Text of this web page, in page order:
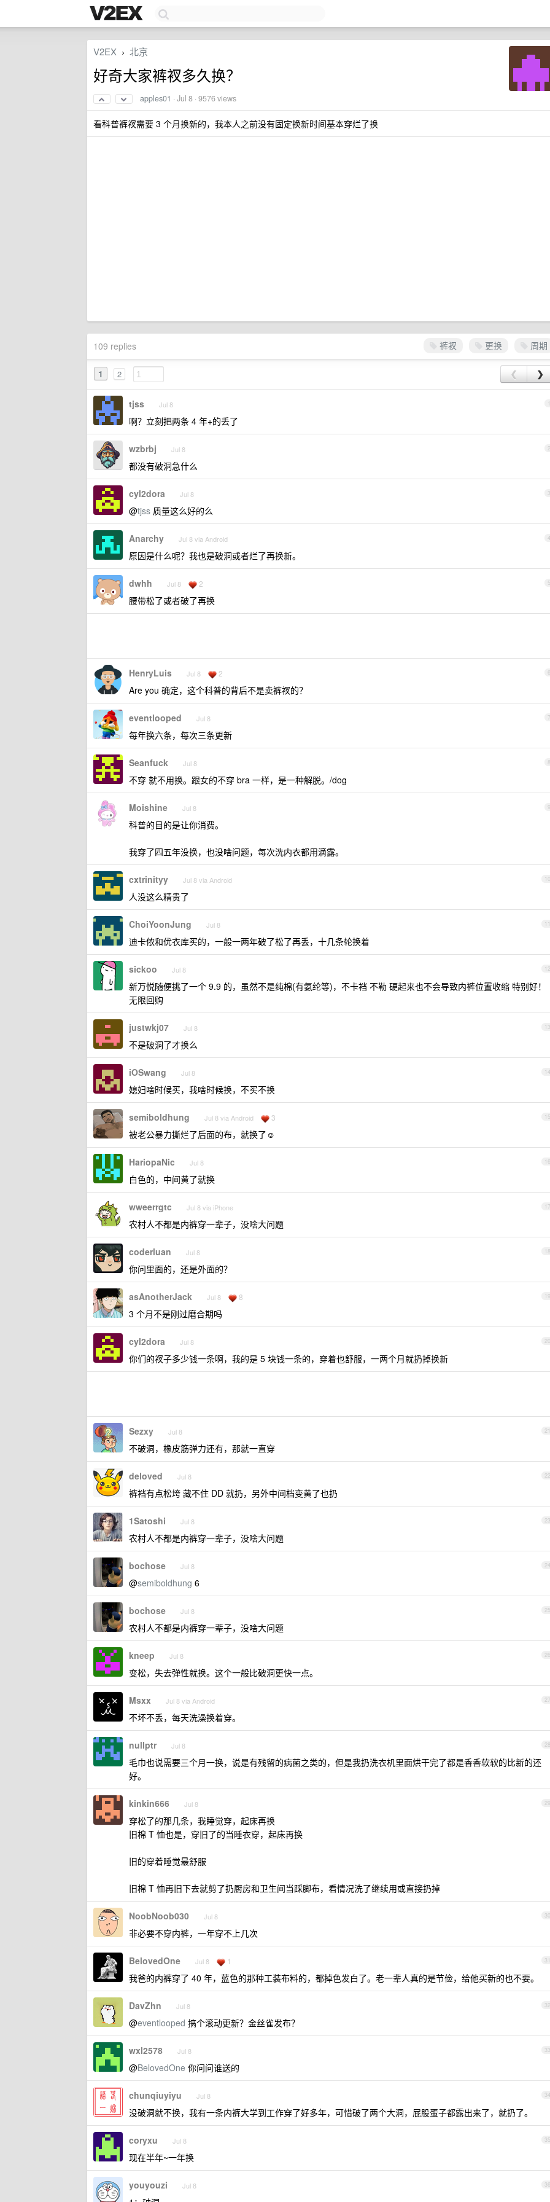
V2EX › 北京
好奇大家裤衩多久换？
apples01 ·Jul 8 · 9576 views
看科普裤衩需要 3 个月换新的，我本人之前没有固定换新时间基本穿烂了换
裤衩 更换 周期
109 replies
1 2 ❮ ❯
1
tjss Jul 8
啊？立刻把两条 4 年+的丢了
2
wzbrbj Jul 8
都没有破洞急什么
3
cyl2dora Jul 8
@tjss 质量这么好的么
4
Anarchy Jul 8 via Android
原因是什么呢？我也是破洞或者烂了再换新。
5
dwhh Jul 8 2
腰带松了或者破了再换
6
HenryLuis Jul 8 2
Are you 确定，这个科普的背后不是卖裤衩的？
7
eventlooped Jul 8
每年换六条，每次三条更新
8
Seanfuck Jul 8
不穿 就不用换。跟女的不穿 bra 一样，是一种解脱。/dog
9
Moishine Jul 8
科普的目的是让你消费。
我穿了四五年没换，也没啥问题，每次洗内衣都用滴露。
10
cxtrinityy Jul 8 via Android
人没这么精贵了
11
ChoiYoonJung Jul 8
迪卡侬和优衣库买的，一般一两年破了松了再丢，十几条轮换着
12
sickoo Jul 8
新万悦随便挑了一个 9.9 的，虽然不是纯棉(有氨纶等)，不卡裆 不勒 硬起来也不会导致内裤位置收缩 特别好！
无限回购
13
justwkj07 Jul 8
不是破洞了才换么
14
iOSwang Jul 8
媳妇啥时候买，我啥时候换，不买不换
15
semiboldhung Jul 8 via Android 3
被老公暴力撕烂了后面的布，就换了☺️
16
HariopaNic Jul 8
白色的，中间黄了就换
17
wweerrgtc Jul 8 via iPhone
农村人不都是内裤穿一辈子，没啥大问题
18
coderluan Jul 8
你问里面的，还是外面的？
19
asAnotherJack Jul 8 8
3 个月不是刚过磨合期吗
20
cyl2dora Jul 8
你们的衩子多少钱一条啊，我的是 5 块钱一条的，穿着也舒服，一两个月就扔掉换新
21
Sezxy Jul 8
不破洞，橡皮筋弹力还有，那就一直穿
22
deloved Jul 8
裤裆有点松垮 藏不住 DD 就扔，另外中间档变黄了也扔
23
1Satoshi Jul 8
农村人不都是内裤穿一辈子，没啥大问题
24
bochose Jul 8
@semiboldhung 6
25
bochose Jul 8
农村人不都是内裤穿一辈子，没啥大问题
26
kneep Jul 8
变松，失去弹性就换。这个一般比破洞更快一点。
27
Msxx Jul 8 via Android
不坏不丢，每天洗澡换着穿。
28
nulIptr Jul 8
毛巾也说需要三个月一换，说是有残留的病菌之类的，但是我扔洗衣机里面烘干完了都是香香软软的比新的还
好。
29
kinkin666 Jul 8
穿松了的那几条，我睡觉穿，起床再换
旧棉 T 恤也是，穿旧了的当睡衣穿，起床再换
旧的穿着睡觉最舒服
旧棉 T 恤再旧下去就剪了扔厨房和卫生间当踩脚布，看情况洗了继续用或直接扔掉
30
NoobNoob030 Jul 8
非必要不穿内裤，一年穿不上几次
31
BelovedOne Jul 8 1
我爸的内裤穿了 40 年，蓝色的那种工装布料的，都掉色发白了。老一辈人真的是节俭，给他买新的也不要。
32
DavZhn Jul 8
@eventlooped 搞个滚动更新？金丝雀发布？
33
wxl2578 Jul 8
@BelovedOne 你问问谁送的
34
chunqiuyiyu Jul 8
没破洞就不换，我有一条内裤大学到工作穿了好多年，可惜破了两个大洞，屁股蛋子都露出来了，就扔了。
35
coryxu Jul 8
现在半年~一年换
36
youyouzi Jul 8